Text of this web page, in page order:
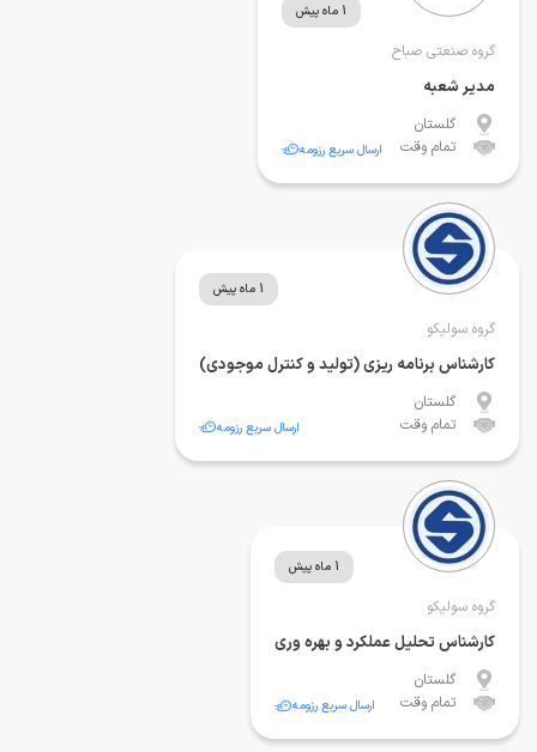
1 ماه پیش
گروه صنعتی صباح
مدیر شعبه
گلستان
تمام وقت
ارسال سریع رزومه
1 ماه پیش
گروه سولیکو
کارشناس برنامه ریزی (تولید و کنترل موجودی)
گلستان
تمام وقت
ارسال سریع رزومه
1 ماه پیش
گروه سولیکو
کارشناس تحلیل عملکرد و بهره وری
گلستان
تمام وقت
ارسال سریع رزومه